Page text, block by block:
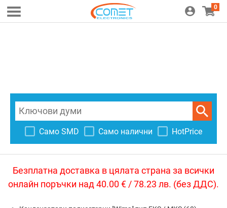
0
Само SMD Само налични HotPrice
Безплатна доставка в цялата страна за всички
онлайн поръчки над 40.00 € / 78.23 лв. (без ДДС).